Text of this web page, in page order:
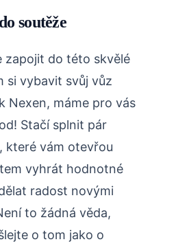
soutěže
zapojit do této skvělé
si vybavit svůj vůz
Nexen, máme pro vás
Stačí splnit pár
které vám otevřou
vyhrát hodnotné
radost novými
to žádná věda,
o tom jako o